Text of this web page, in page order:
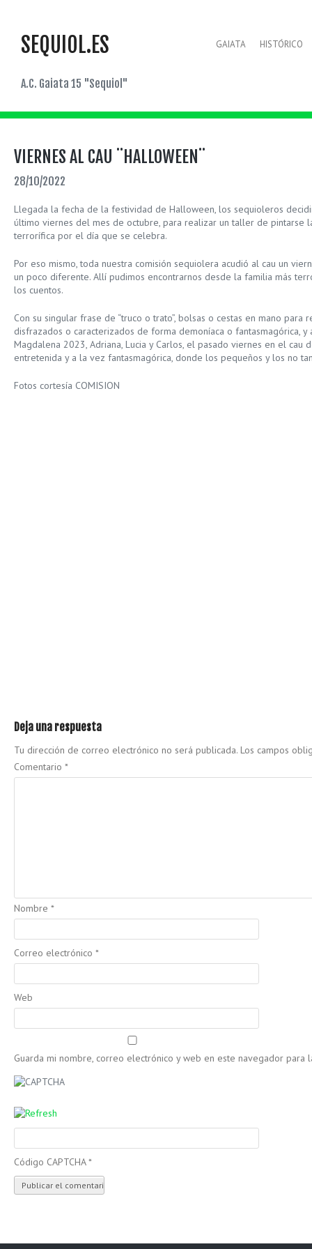
SEQUIOL.ES
A.C. Gaiata 15 "Sequiol"
GAIATA HISTÓRICO
VIERNES AL CAU ¨HALLOWEEN¨
28/10/2022
Llegada la fecha de la festividad de Halloween, los sequioleros
último viernes del mes de octubre, para realizar un taller de pintarse
terrorífica por el día que se celebra.
Por eso mismo, toda nuestra comisión sequiolera acudió al cau un
un poco diferente. Allí pudimos encontrarnos desde la familia más
los cuentos.
Con su singular frase de “truco o trato”, bolsas o cestas en mano para
disfrazados o caracterizados de forma demoníaca o fantasmagórica,
Magdalena 2023, Adriana, Lucia y Carlos, el pasado viernes en el cau
entretenida y a la vez fantasmagórica, donde los pequeños y los no
Fotos cortesía COMISION
Deja una respuesta
Tu dirección de correo electrónico no será publicada. Los campos
Comentario *
Nombre *
Correo electrónico *
Web
Guarda mi nombre, correo electrónico y web en este navegador para
Código CAPTCHA*